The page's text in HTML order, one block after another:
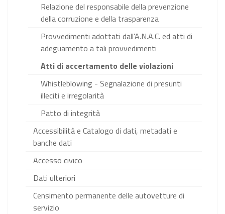
Relazione del responsabile della prevenzione
della corruzione e della trasparenza
Provvedimenti adottati dall'A.N.A.C. ed atti di
adeguamento a tali provvedimenti
Atti di accertamento delle violazioni
Whistleblowing - Segnalazione di presunti
illeciti e irregolarità
Patto di integrità
Accessibilità e Catalogo di dati, metadati e
banche dati
Accesso civico
Dati ulteriori
Censimento permanente delle autovetture di
servizio